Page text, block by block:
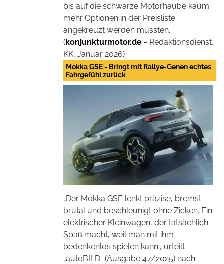
bis auf die schwarze Motorhaube kaum
mehr Optionen in der Preisliste
angekreuzt werden müssten.
(konjunkturmotor.de - Redaktionsdienst,
KK, Januar 2026)
Mokka GSE - Bringt mit Rallye-Genen echtes
Fahrgefühl zurück
„Der Mokka GSE lenkt präzise, bremst
brutal und beschleunigt ohne Zicken. Ein
elektrischer Kleinwagen, der tatsächlich
Spaß macht, weil man mit ihm
bedenkenlos spielen kann“, urteilt
„autoBILD“ (Ausgabe 47/2025) nach